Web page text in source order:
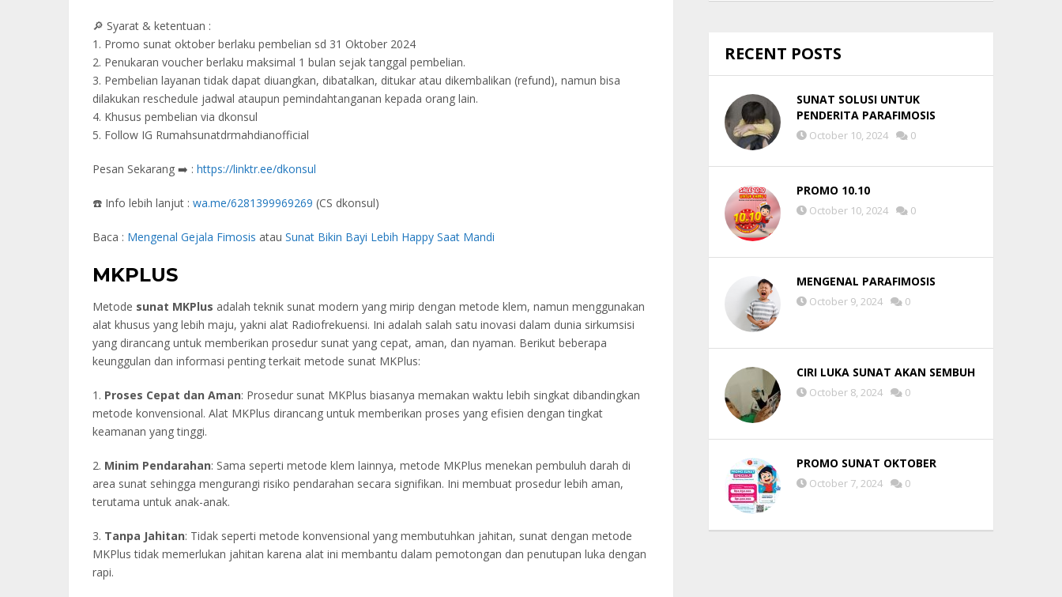
🔎 Syarat & ketentuan :
1. Promo sunat oktober berlaku pembelian sd 31 Oktober 2024
2. ⁠Penukaran voucher berlaku maksimal 1 bulan sejak tanggal pembelian.
3. Pembelian layanan tidak dapat diuangkan, dibatalkan, ditukar atau dikembalikan (refund), namun bisa
dilakukan reschedule jadwal ataupun pemindahtanganan kepada orang lain.
4. Khusus pembelian via dkonsul
5. Follow IG Rumahsunatdrmahdianofficial
Pesan Sekarang ➡️ : https://linktr.ee/dkonsul
☎️ Info lebih lanjut : wa.me/6281399969269 (CS dkonsul)
Baca : Mengenal Gejala Fimosis atau Sunat Bikin Bayi Lebih Happy Saat Mandi
MKPLUS
Metode sunat MKPlus adalah teknik sunat modern yang mirip dengan metode klem, namun menggunakan
alat khusus yang lebih maju, yakni alat Radiofrekuensi. Ini adalah salah satu inovasi dalam dunia sirkumsisi
yang dirancang untuk memberikan prosedur sunat yang cepat, aman, dan nyaman. Berikut beberapa
keunggulan dan informasi penting terkait metode sunat MKPlus:
1. Proses Cepat dan Aman: Prosedur sunat MKPlus biasanya memakan waktu lebih singkat dibandingkan
metode konvensional. Alat MKPlus dirancang untuk memberikan proses yang efisien dengan tingkat
keamanan yang tinggi.
2. Minim Pendarahan: Sama seperti metode klem lainnya, metode MKPlus menekan pembuluh darah di
area sunat sehingga mengurangi risiko pendarahan secara signifikan. Ini membuat prosedur lebih aman,
terutama untuk anak-anak.
3. Tanpa Jahitan: Tidak seperti metode konvensional yang membutuhkan jahitan, sunat dengan metode
MKPlus tidak memerlukan jahitan karena alat ini membantu dalam pemotongan dan penutupan luka dengan
rapi.
RECENT POSTS
SUNAT SOLUSI UNTUK
PENDERITA PARAFIMOSIS
October 10, 2024 0
PROMO 10.10
October 10, 2024 0
MENGENAL PARAFIMOSIS
October 9, 2024 0
CIRI LUKA SUNAT AKAN SEMBUH
October 8, 2024 0
PROMO SUNAT OKTOBER
October 7, 2024 0